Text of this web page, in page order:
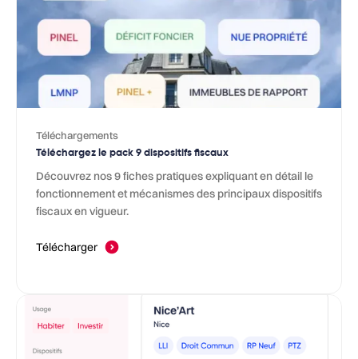
Téléchargements
Téléchargez le pack 9 dispositifs fiscaux
Découvrez nos 9 fiches pratiques expliquant en détail le
fonctionnement et mécanismes des principaux dispositifs
fiscaux en vigueur.
Télécharger